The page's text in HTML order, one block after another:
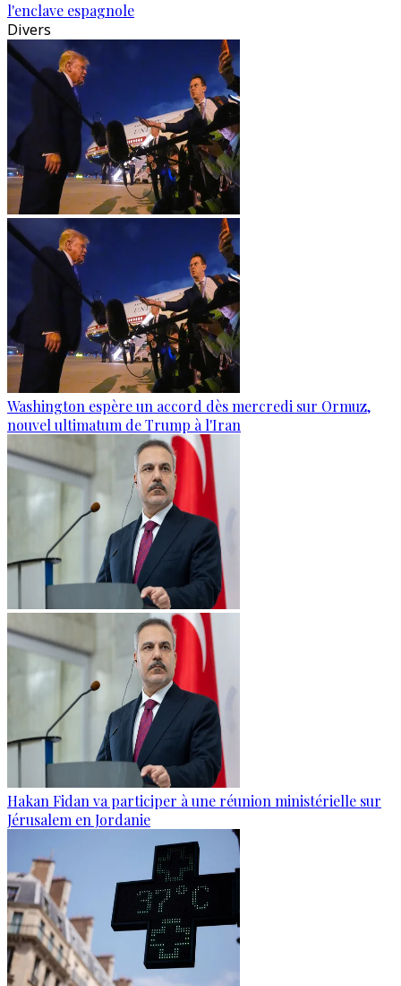
l'enclave espagnole
Divers
Washington espère un accord dès mercredi sur Ormuz,
nouvel ultimatum de Trump à l'Iran
Hakan Fidan va participer à une réunion ministérielle sur
Jérusalem en Jordanie